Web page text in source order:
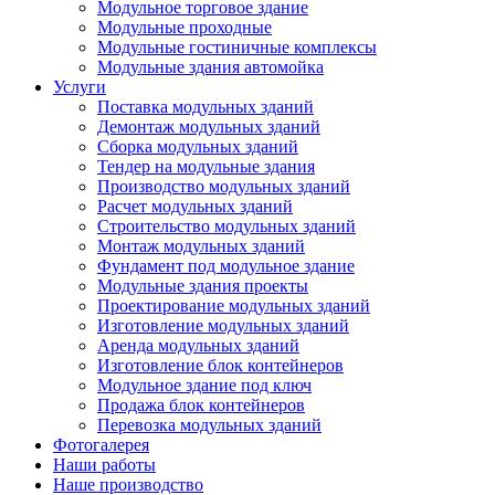
Модульное торговое здание
Модульные проходные
Модульные гостиничные комплексы
Модульные здания автомойка
Услуги
Поставка модульных зданий
Демонтаж модульных зданий
Сборка модульных зданий
Тендер на модульные здания
Производство модульных зданий
Расчет модульных зданий
Строительство модульных зданий
Монтаж модульных зданий
Фундамент под модульное здание
Модульные здания проекты
Проектирование модульных зданий
Изготовление модульных зданий
Аренда модульных зданий
Изготовление блок контейнеров
Модульное здание под ключ
Продажа блок контейнеров
Перевозка модульных зданий
Фотогалерея
Наши работы
Наше производство